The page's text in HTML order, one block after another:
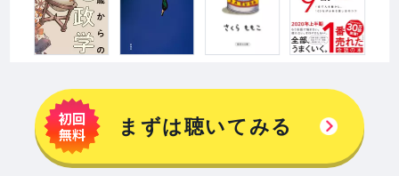
まずは聴いてみる